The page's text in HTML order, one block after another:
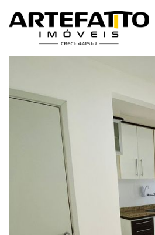
Home / Imóveis à venda / Apartamento